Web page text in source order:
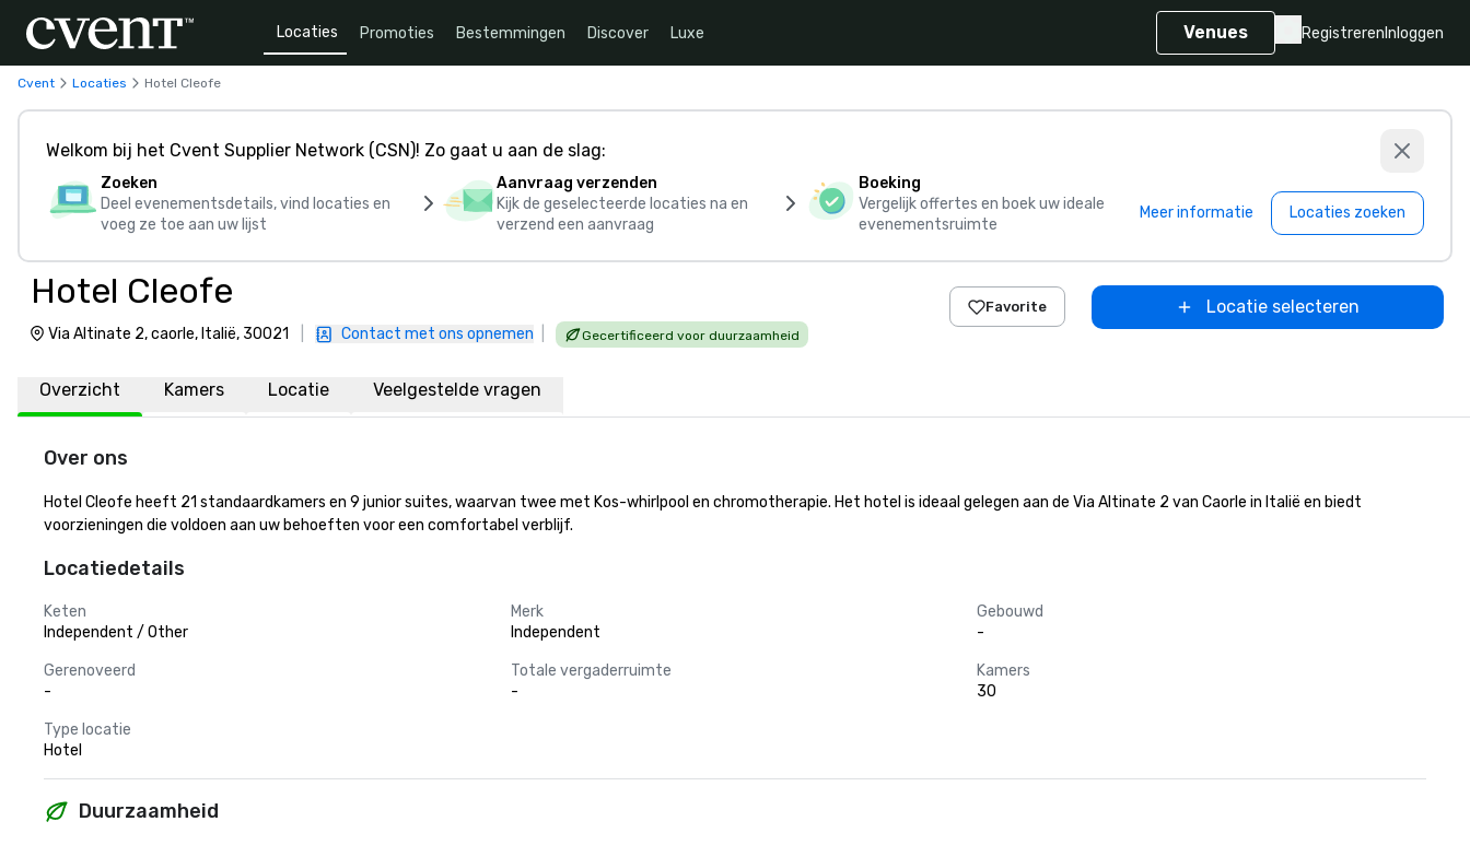
Locaties Promoties Bestemmingen Discover Luxe Venues Registreren Inloggen
Cvent Locaties Hotel Cleofe
Welkom bij het Cvent Supplier Network (CSN)! Zo gaat u aan de slag:
Zoeken
Deel evenementsdetails, vind locaties en
voeg ze toe aan uw lijst
Aanvraag verzenden
Kijk de geselecteerde locaties na en
verzend een aanvraag
Boeking
Vergelijk offertes en boek uw ideale
evenementsruimte
Meer informatie Locaties zoeken
Hotel Cleofe
Via Altinate 2, caorle, Italië, 30021 Contact met ons opnemen Gecertificeerd voor duurzaamheid
Favorite Locatie selecteren
Overzicht Kamers Locatie Veelgestelde vragen
Over ons
Hotel Cleofe heeft 21 standaardkamers en 9 junior suites, waarvan twee met Kos-whirlpool en chromotherapie. Het hotel is ideaal gelegen aan de Via Altinate 2 van Caorle in Italië en biedt
voorzieningen die voldoen aan uw behoeften voor een comfortabel verblijf.
Locatiedetails
Keten
Independent / Other
Merk
Independent
Gebouwd
-
Gerenoveerd
-
Totale vergaderruimte
-
Kamers
30
Type locatie
Hotel
Duurzaamheid